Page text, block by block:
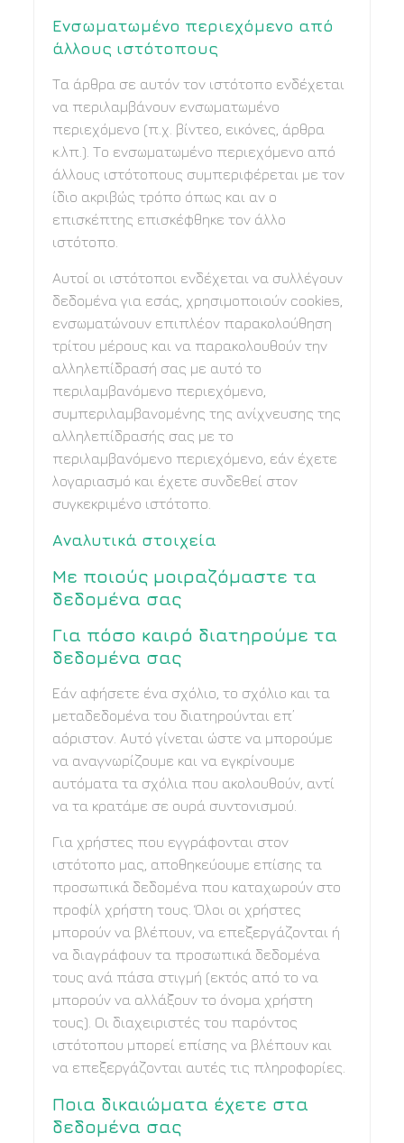
Ενσωματωμένο περιεχόμενο από
άλλους ιστότοπους
Τα άρθρα σε αυτόν τον ιστότοπο ενδέχεται
να περιλαμβάνουν ενσωματωμένο
περιεχόμενο (π.χ. βίντεο, εικόνες, άρθρα
κ.λπ.). Το ενσωματωμένο περιεχόμενο από
άλλους ιστότοπους συμπεριφέρεται με τον
ίδιο ακριβώς τρόπο όπως και αν ο
επισκέπτης επισκέφθηκε τον άλλο
ιστότοπο.
Αυτοί οι ιστότοποι ενδέχεται να συλλέγουν
δεδομένα για εσάς, χρησιμοποιούν cookies,
ενσωματώνουν επιπλέον παρακολούθηση
τρίτου μέρους και να παρακολουθούν την
αλληλεπίδρασή σας με αυτό το
περιλαμβανόμενο περιεχόμενο,
συμπεριλαμβανομένης της ανίχνευσης της
αλληλεπίδρασής σας με το
περιλαμβανόμενο περιεχόμενο, εάν έχετε
λογαριασμό και έχετε συνδεθεί στον
συγκεκριμένο ιστότοπο.
Αναλυτικά στοιχεία
Με ποιούς μοιραζόμαστε τα
δεδομένα σας
Για πόσο καιρό διατηρούμε τα
δεδομένα σας
Εάν αφήσετε ένα σχόλιο, το σχόλιο και τα
μεταδεδομένα του διατηρούνται επ’
αόριστον. Αυτό γίνεται ώστε να μπορούμε
να αναγνωρίζουμε και να εγκρίνουμε
αυτόματα τα σχόλια που ακολουθούν, αντί
να τα κρατάμε σε ουρά συντονισμού.
Για χρήστες που εγγράφονται στον
ιστότοπο μας, αποθηκεύουμε επίσης τα
προσωπικά δεδομένα που καταχωρούν στο
προφίλ χρήστη τους. Όλοι οι χρήστες
μπορούν να βλέπουν, να επεξεργάζονται ή
να διαγράφουν τα προσωπικά δεδομένα
τους ανά πάσα στιγμή (εκτός από το να
μπορούν να αλλάξουν το όνομα χρήστη
τους). Οι διαχειριστές του παρόντος
ιστότοπου μπορεί επίσης να βλέπουν και
να επεξεργάζονται αυτές τις πληροφορίες.
Ποια δικαιώματα έχετε στα
δεδομένα σας